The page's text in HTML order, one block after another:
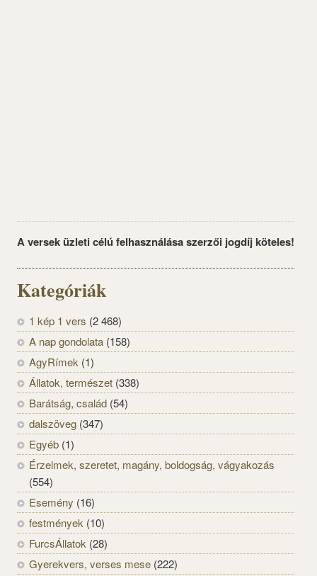
A versek üzleti célú felhasználása szerzői jogdíj köteles!
Kategóriák
1 kép 1 vers (2 468)
A nap gondolata (158)
AgyRímek (1)
Állatok, természet (338)
Barátság, család (54)
dalszöveg (347)
Egyéb (1)
Érzelmek, szeretet, magány, boldogság, vágyakozás
(554)
Esemény (16)
festmények (10)
FurcsÁllatok (28)
Gyerekvers, verses mese (222)